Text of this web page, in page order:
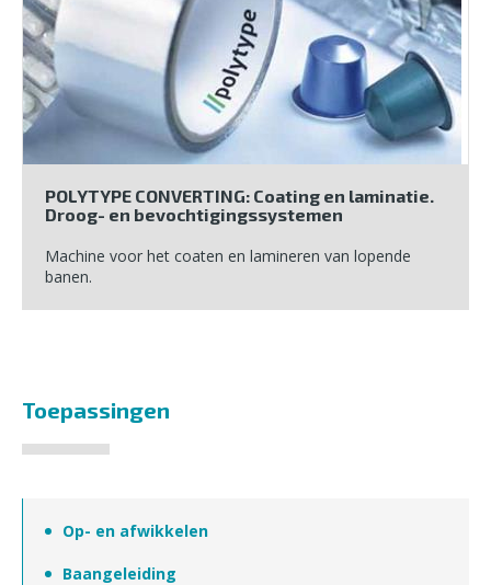
POLYTYPE CONVERTING: Coating en laminatie.
Droog- en bevochtigingssystemen
Machine voor het coaten en lamineren van lopende
banen.
Toepassingen
Op- en afwikkelen
Baangeleiding